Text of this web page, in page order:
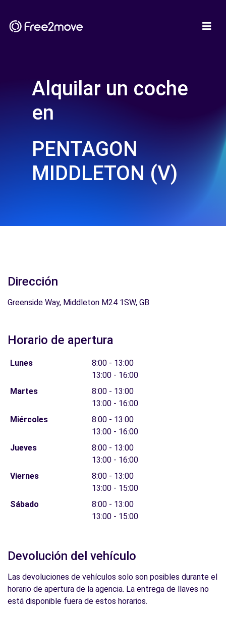
Alquilar un coche
en
PENTAGON
MIDDLETON (V)
Dirección
Greenside Way, Middleton M24 1SW, GB
Horario de apertura
Lunes
8:00 - 13:00
13:00 - 16:00
Martes
8:00 - 13:00
13:00 - 16:00
Miércoles
8:00 - 13:00
13:00 - 16:00
Jueves
8:00 - 13:00
13:00 - 16:00
Viernes
8:00 - 13:00
13:00 - 15:00
Sábado
8:00 - 13:00
13:00 - 15:00
Devolución del vehículo
Las devoluciones de vehículos solo son posibles durante el
horario de apertura de la agencia. La entrega de llaves no
está disponible fuera de estos horarios.